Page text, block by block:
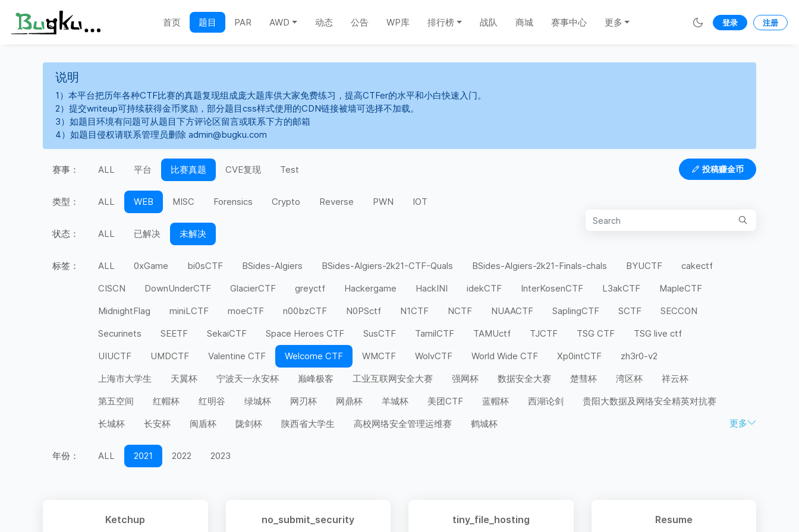
首页 题目 PAR AWD 动态 公告 WP库 排行榜 战队 商城 赛事中心 更多 登录 注册
说明
1）本平台把历年各种CTF比赛的真题复现组成庞大题库供大家免费练习，提高CTFer的水平和小白快速入门。
2）提交writeup可持续获得金币奖励，部分题目css样式使用的CDN链接被墙可选择不加载。
3）如题目环境有问题可从题目下方评论区留言或联系下方的邮箱
4）如题目侵权请联系管理员删除 admin@bugku.com
赛事： ALL 平台 比赛真题 CVE复现 Test
类型： ALL WEB MISC Forensics Crypto Reverse PWN IOT
状态： ALL 已解决 未解决
投稿赚金币
标签： ALL 0xGame bi0sCTF BSides-Algiers BSides-Algiers-2k21-CTF-Quals BSides-Algiers-2k21-Finals-chals BYUCTF
cakectf
CISCN
DownUnderCTF GlacierCTF greyctf Hackergame HackINI idekCTF InterKosenCTF L3akCTF
MapleCTF
MidnightFlag
miniLCTF moeCTF n00bzCTF N0PSctf N1CTF NCTF NUAACTF SaplingCTF SCTF
SECCON
Securinets
SEETF SekaiCTF Space Heroes CTF SusCTF TamilCTF TAMUctf TJCTF TSG CTF
TSG live ctf
UIUCTF
UMDCTF Valentine CTF Welcome CTF WMCTF WolvCTF World Wide CTF Xp0intCTF
zh3r0-v2
上海市大学生
天翼杯 宁波天一永安杯 巅峰极客 工业互联网安全大赛 强网杯 数据安全大赛 楚彗杯 湾区杯
祥云杯
第五空间
红帽杯 红明谷 绿城杯 网刃杯 网鼎杯 羊城杯 美团CTF 蓝帽杯 西湖论剑
贵阳大数据及网络安全精英对抗赛
长城杯
长安杯 闽盾杯 陇剑杯 陕西省大学生 高校网络安全管理运维赛 鹤城杯 更多
年份： ALL 2021 2022 2023
Ketchup no_submit_security tiny_file_hosting Resume